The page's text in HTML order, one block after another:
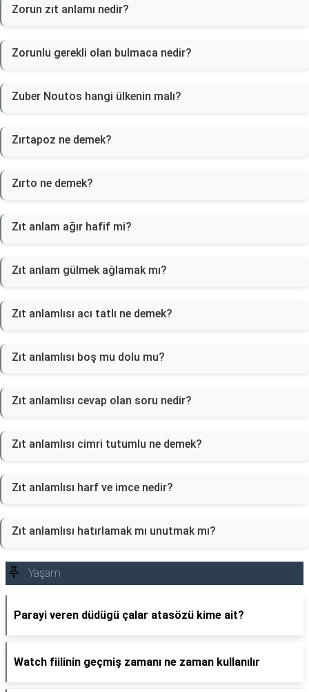
Zorun zıt anlamı nedir?
Zorunlu gerekli olan bulmaca nedir?
Zuber Noutos hangi ülkenin malı?
Zırtapoz ne demek?
Zırto ne demek?
Zıt anlam ağır hafif mi?
Zıt anlam gülmek ağlamak mı?
Zıt anlamlısı acı tatlı ne demek?
Zıt anlamlısı boş mu dolu mu?
Zıt anlamlısı cevap olan soru nedir?
Zıt anlamlısı cimri tutumlu ne demek?
Zıt anlamlısı harf ve imce nedir?
Zıt anlamlısı hatırlamak mı unutmak mı?
Yaşam
Parayi veren düdügü çalar atasözü kime ait?
Watch fiilinin geçmiş zamanı ne zaman kullanılır